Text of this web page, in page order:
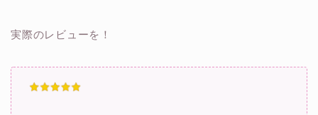
実際のレビューを！